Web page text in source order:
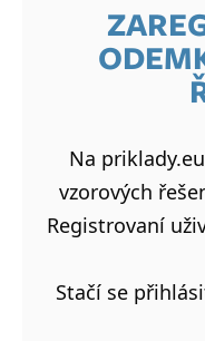
Na
vzorových
Registrovaní
Stačí se